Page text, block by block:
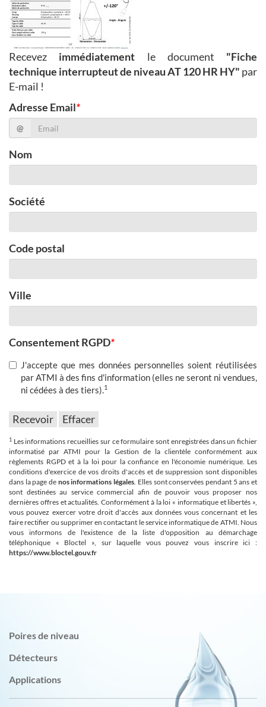
Recevez immédiatement le document "Fiche
technique interrupteut de niveau AT 120 HR HY" par
E-mail !
Adresse Email*
@
Nom
Société
Code postal
Ville
Consentement RGPD*
J'accepte que mes données personnelles soient réutilisées
par ATMI à des fins d'information (elles ne seront ni vendues,
ni cédées à des tiers).1
1 Les informations recueillies sur ce formulaire sont enregistrées dans un fichier
informatisé par ATMI pour la Gestion de la clientèle conformément aux
règlements RGPD et à la loi pour la confiance en l'économie numérique. Les
conditions d'exercice de vos droits d'accès et de suppression sont disponibles
dans la page de nos informations légales. Elles sont conservées pendant 5 ans et
sont destinées au service commercial afin de pouvoir vous proposer nos
dernières offres et actualités. Conformément à la loi « informatique et libertés »,
vous pouvez exercer votre droit d'accès aux données vous concernant et les
faire rectifier ou supprimer en contactant le service informatique de ATMI. Nous
vous informons de l'existence de la liste d'opposition au démarchage
téléphonique « Bloctel », sur laquelle vous pouvez vous inscrire ici :
https://www.bloctel.gouv.fr
Poires de niveau
Détecteurs
Applications